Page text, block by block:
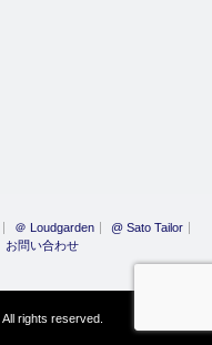
＠ Loudgarden
@ Sato Tailor
お問い合わせ
All rights reserved.